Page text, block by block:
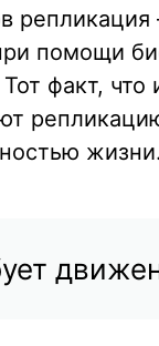
помощи
Тот факт,
жизни.